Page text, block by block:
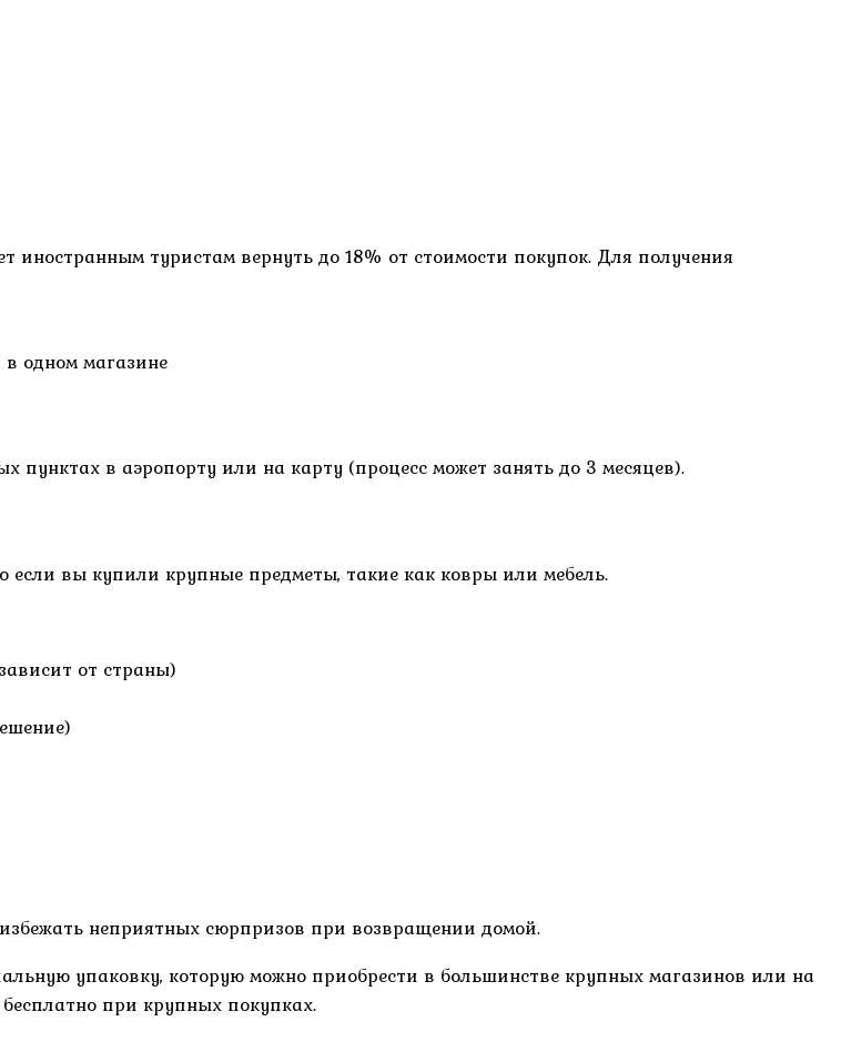
иностранным туристам вернуть до 18% от стоимости покупок. Для получения
одном магазине
в аэропорту или на карту (процесс может занять до 3 месяцев).
если вы купили крупные предметы, такие как ковры или мебель.
от страны)
неприятных сюрпризов при возвращении домой.
упаковку, которую можно приобрести в большинстве крупных магазинов или на
при крупных покупках.